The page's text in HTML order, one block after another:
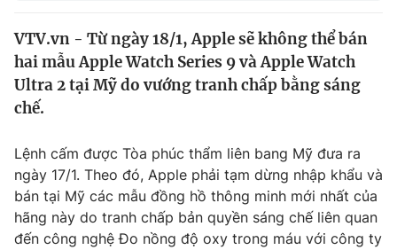
Thế giới
Tin tức
Câu chuyện quốc tế
Kinh tế
Tài chính
Thị trường
Góc doanh nghiệp
Dữ liệu và đời sống
Truyền hình
VTV.vn - Từ ngày 18/1, Apple sẽ không thể bán
hai mẫu Apple Watch Series 9 và Apple Watch
Ultra 2 tại Mỹ do vướng tranh chấp bằng sáng
chế.
Lệnh cấm được Tòa phúc thẩm liên bang Mỹ đưa ra
ngày 17/1. Theo đó, Apple phải tạm dừng nhập khẩu và
bán tại Mỹ các mẫu đồng hồ thông minh mới nhất của
hãng này do tranh chấp bản quyền sáng chế liên quan
đến công nghệ Đo nồng độ oxy trong máu với công ty